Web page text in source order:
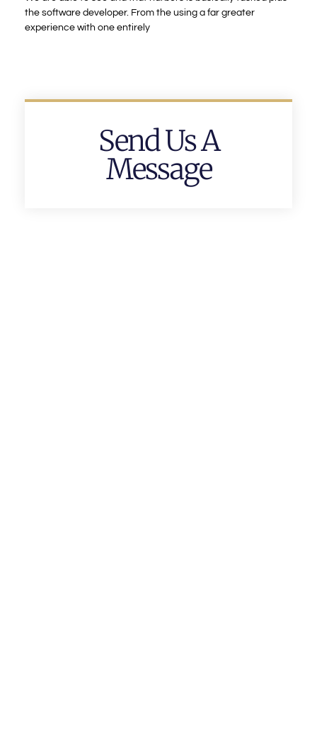
the software developer. From the using a far greater
experience with one entirely
Send Us A
Message